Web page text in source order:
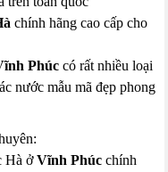
chính hãng cao cấp cho
Phúc có rất nhiều loại
nước mẫu mã đẹp phong
Hà ởVĩnh Phúc chính